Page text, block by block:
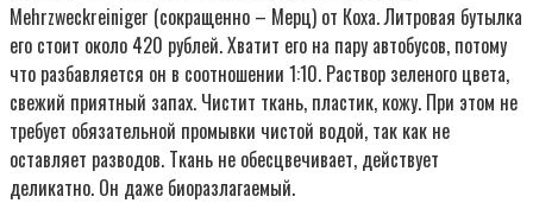
Mehrzweckreiniger (сокращенно – Мерц) от Коха. Литровая бутылка
его стоит около 420 рублей. Хватит его на пару автобусов, потому
что разбавляется он в соотношении 1:10. Раствор зеленого цвета,
свежий приятный запах. Чистит ткань, пластик, кожу. При этом не
требует обязательной промывки чистой водой, так как не
оставляет разводов. Ткань не обесцвечивает, действует
деликатно. Он даже биоразлагаемый.